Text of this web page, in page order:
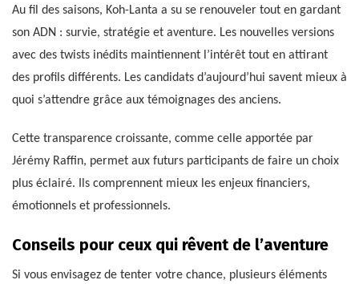
Au fil des saisons, Koh-Lanta a su se renouveler tout en gardant
son ADN : survie, stratégie et aventure. Les nouvelles versions
avec des twists inédits maintiennent l’intérêt tout en attirant
des profils différents. Les candidats d’aujourd’hui savent mieux à
quoi s’attendre grâce aux témoignages des anciens.
Cette transparence croissante, comme celle apportée par
Jérémy Raffin, permet aux futurs participants de faire un choix
plus éclairé. Ils comprennent mieux les enjeux financiers,
émotionnels et professionnels.
Conseils pour ceux qui rêvent de l’aventure
Si vous envisagez de tenter votre chance, plusieurs éléments